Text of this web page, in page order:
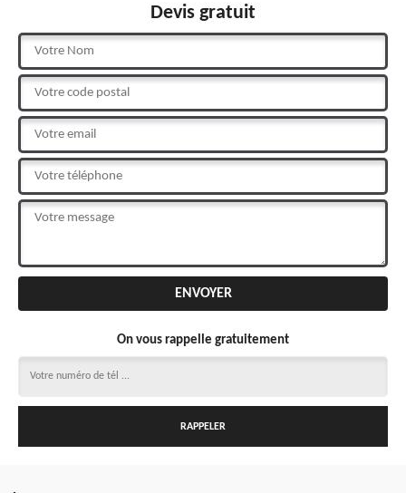
Devis gratuit
On vous rappelle gratuitement